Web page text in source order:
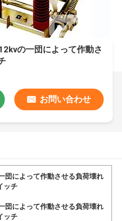
の一団によって作動さ
お問い合わせ
団によって作動させる負荷壊れ
ッチ
団によって作動させる負荷壊れ
ッチ